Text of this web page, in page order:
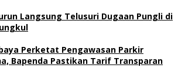
Langsung Telusuri Dugaan Pungli di
Perketat Pengawasan Parkir
Bapenda Pastikan Tarif Transparan